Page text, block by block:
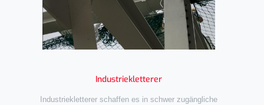
Industriekletterer
Industriekletterer schaffen es in schwer zugängliche